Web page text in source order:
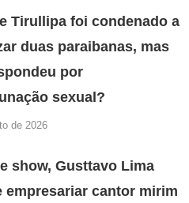
Tirullipa foi condenado a
duas paraibanas, mas
por
sexual?
de 2026
show, Gusttavo Lima
empresariar cantor mirim